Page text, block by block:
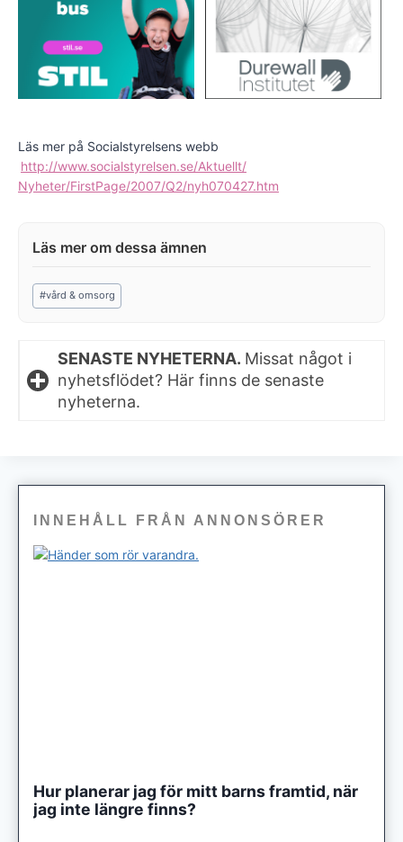
Läs mer på Socialstyrelsens webb
http://www.socialstyrelsen.se/Aktuellt/
Nyheter/FirstPage/2007/Q2/nyh070427.htm
Post
Tags:
#vård & omsorg
SENASTE NYHETERNA. Missat något i
nyhetsflödet? Här finns de senaste
nyheterna.
INNEHÅLL FRÅN ANNONSÖRER
Hur planerar jag för mitt barns framtid, när
jag inte längre finns?